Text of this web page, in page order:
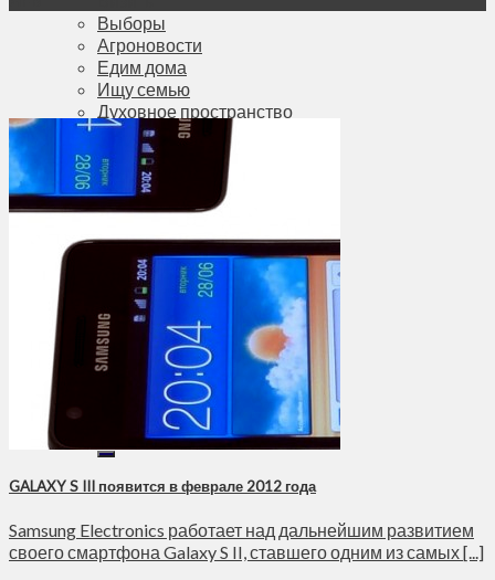
Выборы
Агроновости
Едим дома
Ищу семью
Духовное пространство
Спорт
Технологии
Энергетика
Вильнюс
C
Макс.:+
Мин.:
+ 12°
Вс, 09.08.2026
GALAXY S III появится в феврале 2012 года
Samsung Electronics работает над дальнейшим развитием
своего смартфона Galaxy S II, ставшего одним из самых [...]